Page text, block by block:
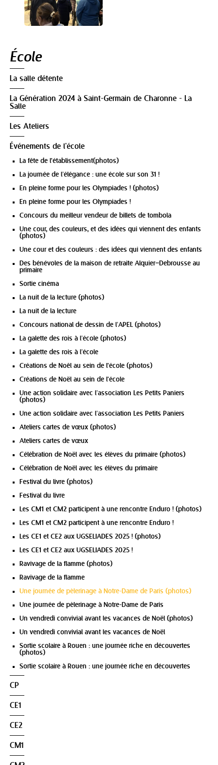
Navigation
École
La salle détente
La Génération 2024 à Saint-Germain de Charonne - La
Salle
Les Ateliers
Événements de l'école
La fête de l'établissement(photos)
La journée de l’élégance : une école sur son 31 !
En pleine forme pour les Olympiades ! (photos)
En pleine forme pour les Olympiades !
Concours du meilleur vendeur de billets de tombola
Une cour, des couleurs, et des idées qui viennent des enfants
(photos)
Une cour et des couleurs : des idées qui viennent des enfants
Des bénévoles de la maison de retraite Alquier–Debrousse au
primaire
Sortie cinéma
La nuit de la lecture (photos)
La nuit de la lecture
Concours national de dessin de l’APEL (photos)
La galette des rois à l’école (photos)
La galette des rois à l’école
Créations de Noêl au sein de l'école (photos)
Créations de Noël au sein de l'école
Une action solidaire avec l’association Les Petits Paniers
(photos)
Une action solidaire avec l’association Les Petits Paniers
Ateliers cartes de vœux (photos)
Ateliers cartes de vœux
Célébration de Noël avec les élèves du primaire (photos)
Célébration de Noël avec les élèves du primaire
Festival du livre (photos)
Festival du livre
Les CM1 et CM2 participent à une rencontre Enduro ! (photos)
Les CM1 et CM2 participent à une rencontre Enduro !
Les CE1 et CE2 aux UGSELIADES 2025 ! (photos)
Les CE1 et CE2 aux UGSELIADES 2025 !
Ravivage de la flamme (photos)
Ravivage de la flamme
Une journée de pèlerinage à Notre-Dame de Paris (photos)
Une journée de pèlerinage à Notre-Dame de Paris
Un vendredi convivial avant les vacances de Noël (photos)
Un vendredi convivial avant les vacances de Noël
Sortie scolaire à Rouen : une journée riche en découvertes
(photos)
Sortie scolaire à Rouen : une journée riche en découvertes
CP
CE1
CE2
CM1